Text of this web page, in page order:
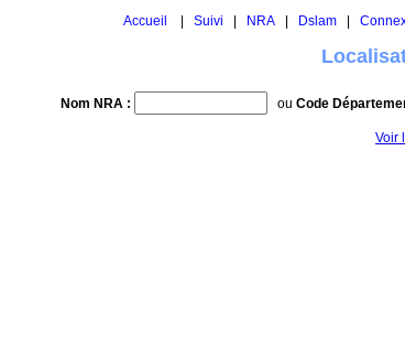
Accueil Suivi NRA Dslam
Nom NRA : ou Code
Voir